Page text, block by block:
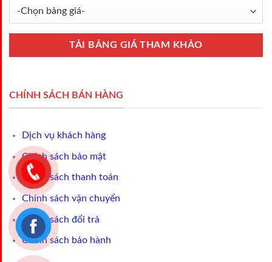
CHÍNH SÁCH BÁN HÀNG
Dịch vụ khách hàng
Chính sách bảo mật
Chính sách thanh toán
Chính sách vận chuyển
Chính sách đổi trả
Chính sách bảo hành